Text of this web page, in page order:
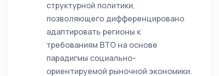
структурной политики,
позволяющего дифференцировано
адаптировать регионы к
требованиям ВТО на основе
парадигмы социально-
ориентируемой рыночной экономики.